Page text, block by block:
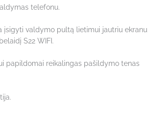
telefonu.
įsigyti valdymo pultą lietimui jautriu ekranu
S22 WIFI.
papildomai reikalingas pašildymo tenas